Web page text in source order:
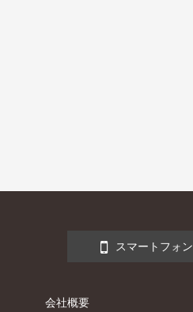
スマートフォン
会社概要